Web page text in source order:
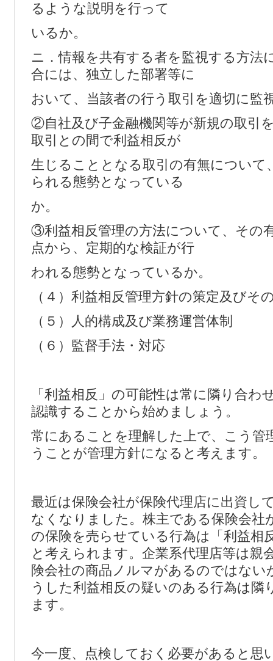
るような説明を行って
いるか。
ニ．情報を共有する者を監視する方法
合には、独立した部署等に
おいて、当該者の行う取引を適切に監
②自社及び子金融機関等が新規の取引
取引との間で利益相反が
生じることとなる取引の有無について
られる態勢となっている
か。
③利益相反管理の方法について、その
点から、定期的な検証が行
われる態勢となっているか。
（４）利益相反管理方針の策定及びそ
（５）人的構成及び業務運営体制
（６）監督手法・対応
「利益相反」の可能性は常に隣り合わ
認識することから始めましょう。
常にあることを理解した上で、こう管
うことが管理方針になると考えます。
最近は保険会社が保険代理店に出資し
なくなりました。株主である保険会社
の保険を売らせている行為は「利益相
と考えられます。企業系代理店等は親
険会社の商品ノルマがあるのではない
うした利益相反の疑いのある行為は隣
ます。
今一度、点検しておく必要があると思